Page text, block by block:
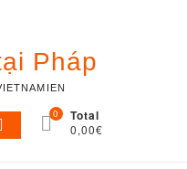
Pháp
:
0 Total
0,00€